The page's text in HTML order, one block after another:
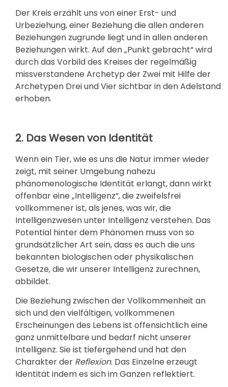
Der Kreis erzählt uns von einer Erst- und
Urbeziehung, einer Beziehung die allen anderen
Beziehungen zugrunde liegt und in allen anderen
Beziehungen wirkt. Auf den „Punkt gebracht“ wird
durch das Vorbild des Kreises der regelmäßig
missverstandene Archetyp der Zwei mit Hilfe der
Archetypen Drei und Vier sichtbar in den Adelstand
erhoben.
2. Das Wesen von Identität
Wenn ein Tier, wie es uns die Natur immer wieder
zeigt, mit seiner Umgebung nahezu
phänomenologische Identität erlangt, dann wirkt
offenbar eine „Intelligenz“, die zweifelsfrei
vollkommener ist, als jenes, was wir, die
Intelligenzwesen unter Intelligenz verstehen. Das
Potential hinter dem Phänomen muss von so
grundsätzlicher Art sein, dass es auch die uns
bekannten biologischen oder physikalischen
Gesetze, die wir unserer Intelligenz zurechnen,
abbildet.
Die Beziehung zwischen der Vollkommenheit an
sich und den vielfältigen, vollkommenen
Erscheinungen des Lebens ist offensichtlich eine
ganz unmittelbare und bedarf nicht unserer
Intelligenz. Sie ist tiefergehend und hat den
Charakter der Reflexion. Das Einzelne erzeugt
Identität indem es sich im Ganzen reflektiert.